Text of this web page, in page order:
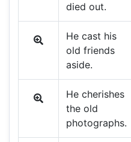
died out.
He cast his
old friends
aside.
He cherishes
the old
photographs.